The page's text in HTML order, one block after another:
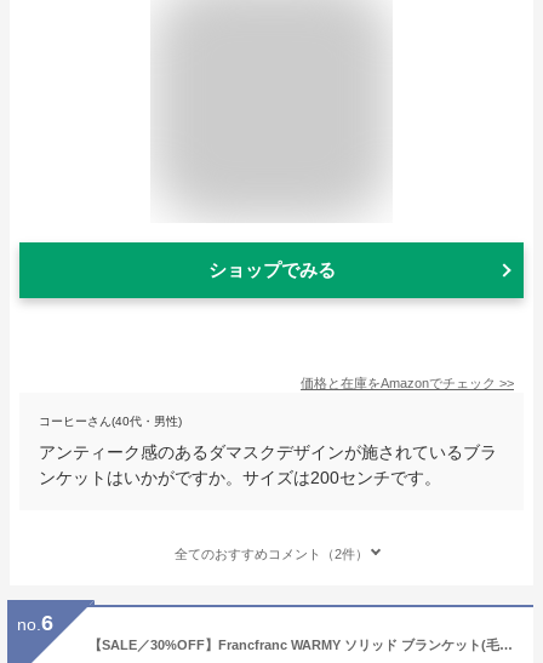
ショップでみる
価格と在庫をAmazonでチェック >>
コーヒーさん(40代・男性)
アンティーク感のあるダマスクデザインが施されているブラ
ンケットはいかがですか。サイズは200センチです。
全てのおすすめコメント（2件）
no. 6
【SALE／30%OFF】Francfranc WARMY ソリッド ブランケット(毛布) ダブル 1800*2000 グレー フランフラン インテリア・生活雑貨 ブランケット・ひざ掛け グレー【RBA_E】【送料無料】